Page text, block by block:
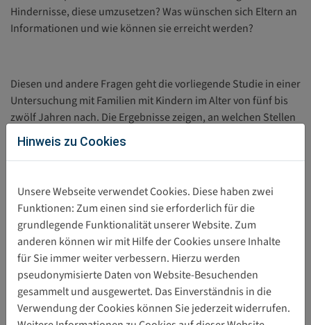
Hindernisse, diese umzusetzen? Was wünschen sich Eltern an
Informationen und wie können sie erreicht werden?
Diesen und andere Fragen geht die vorliegende Studie in einer
Untersuchung mit Familien mit Kindern im Alter von fünf bis
zwölf Jahren nach. Die Ergebnisse zeigen, an welchen Stellen
elterliche Vorstellungen mit der Alltagsbewältigung und den
Bedürfnissen der Kinder kollidieren und es werden
Unterstützungsbedarfe identifiziert sowie Konsequenzen für
die medienpädagogische Elternarbeit diskutiert.
Ulrike Wagner, Christa Gebel, Claudia Lampert,
Landesanstalt für Medien Nordrhein-Westfalen (LfM)
Quelle: Vistas Verlag
Hinweis zu Cookies
Unsere Webseite verwendet Cookies. Diese haben zwei
Funktionen: Zum einen sind sie erforderlich für die
grundlegende Funktionalität unserer Website. Zum
anderen können wir mit Hilfe der Cookies unsere Inhalte
für Sie immer weiter verbessern. Hierzu werden
pseudonymisierte Daten von Website-Besuchenden
gesammelt und ausgewertet. Das Einverständnis in die
Verwendung der Cookies können Sie jederzeit widerrufen.